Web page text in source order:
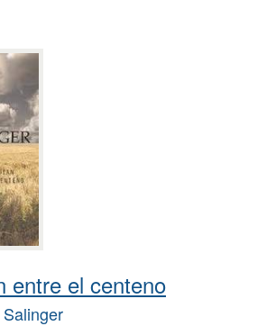
entre el centeno